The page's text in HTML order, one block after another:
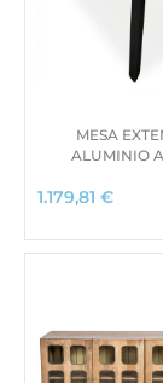
MESA
ALUMINIO
1.179,81 €